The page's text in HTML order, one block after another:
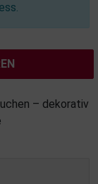
– dekorativ